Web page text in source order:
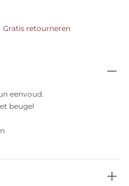
Gratis retourneren
eenvoud.
beugel